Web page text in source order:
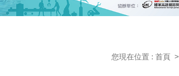
您現在位置 : 首頁 >